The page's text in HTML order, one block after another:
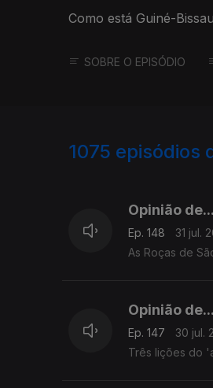
Como está Guiné-
SOBRE O EPISÓDIO
1075 episódios
Opinião
Ep. 148
31 jul.
As Roças de
Opinião
Ep. 147
30 jul.
Três lições do